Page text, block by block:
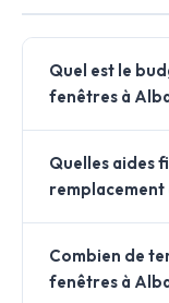
Quel est le
fenêtres à
Quelles aides
remplacement
Combien de
fenêtres à